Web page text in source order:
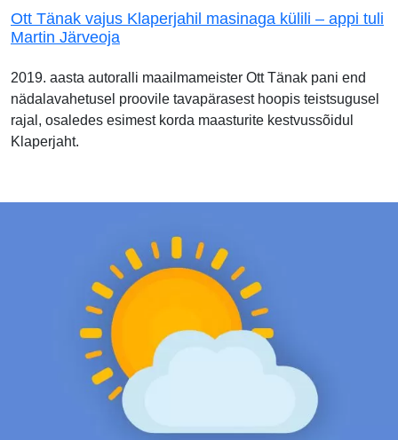
Ott Tänak vajus Klaperjahil masinaga külili – appi tuli
Martin Järveoja
2019. aasta autoralli maailmameister Ott Tänak pani end
nädalavahetusel proovile tavapärasest hoopis teistsugusel
rajal, osaledes esimest korda maasturite kestvussõidul
Klaperjaht.